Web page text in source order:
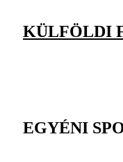
KÜLFÖLDI
EGYÉNI